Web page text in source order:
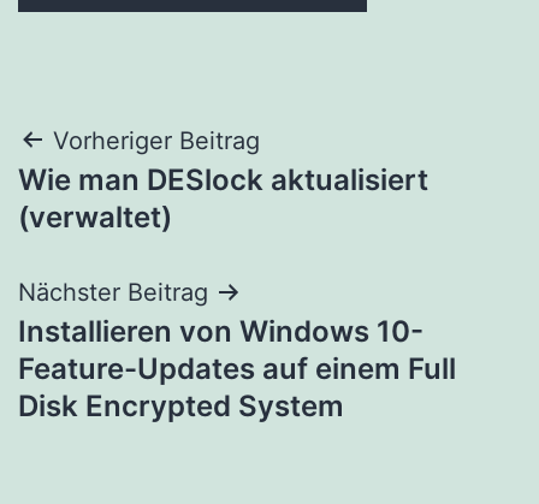
Beitragsnavigation
Vorheriger Beitrag
Wie man DESlock aktualisiert
(verwaltet)
Nächster Beitrag
Installieren von Windows 10-
Feature-Updates auf einem Full
Disk Encrypted System